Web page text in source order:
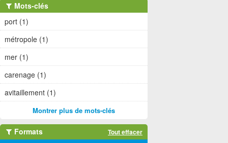
Mots-clés
port (1)
métropole (1)
mer (1)
carenage (1)
avitaillement (1)
Montrer plus de mots-clés
Formats Tout effacer